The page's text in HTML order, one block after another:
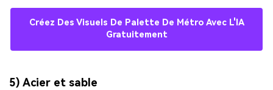
Créez Des Visuels De Palette De Métro Avec L'IA
Gratuitement
5) Acier et sable